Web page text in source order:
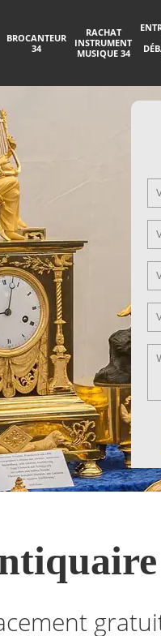
BROCANTEUR
34
RACHAT
INSTRUMENT
MUSIQUE 34